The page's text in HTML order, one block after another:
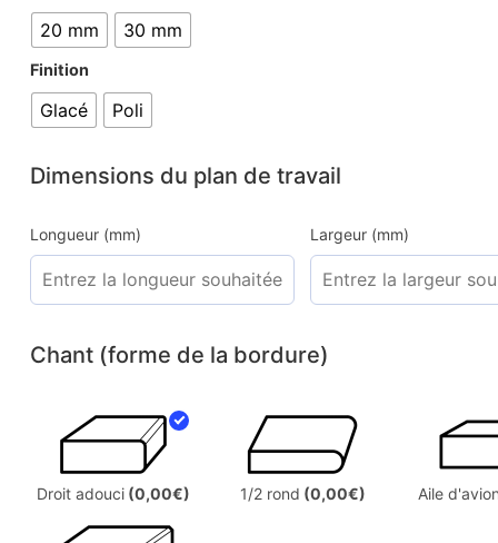
20 mm 30 mm
Finition
Glacé Poli
Dimensions du plan de travail
Longueur (mm) Largeur (mm)
Chant (forme de la bordure)
Droit adouci (0,00€) 1/2 rond (0,00€) Aile